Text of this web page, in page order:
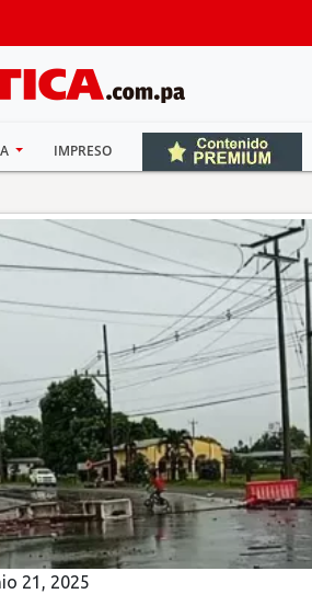
IMPRESO
21, 2025